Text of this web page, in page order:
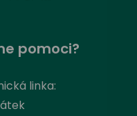
pomoci?
linka: